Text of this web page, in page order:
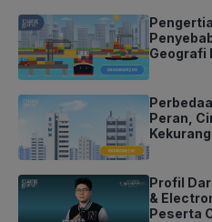
Geografi
Peran,
Profil
&
Peserta